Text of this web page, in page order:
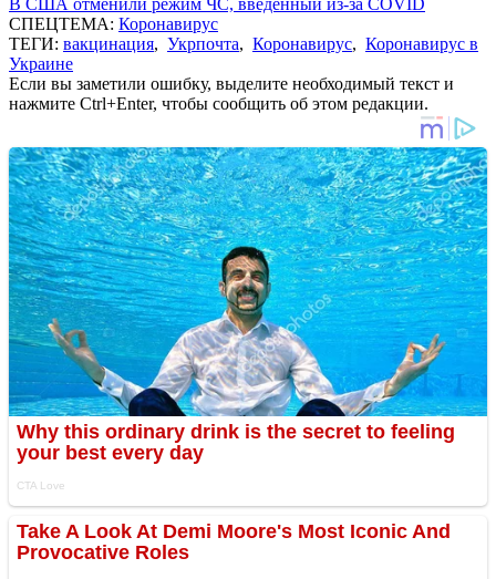
СПЕЦТЕМА: Коронавирус
ТЕГИ: вакцинация, Укрпочта, Коронавирус, Коронавирус в
Украине
Если вы заметили ошибку, выделите необходимый текст и
нажмите Ctrl+Enter, чтобы сообщить об этом редакции.